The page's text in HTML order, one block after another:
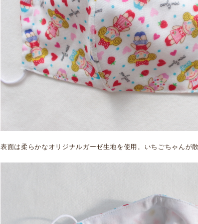
表面は柔らかなオリジナルガーゼ生地を使用。いちごちゃん